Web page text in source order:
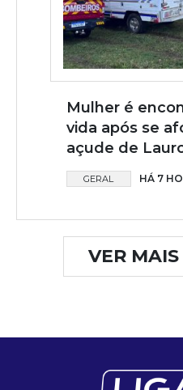
Mulher é
vida após se
açude de
GERAL HÁ 7
VER